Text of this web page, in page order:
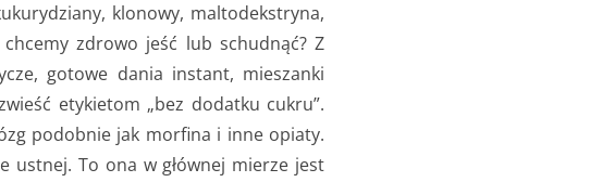
klonowy, maltodekstryna,
zdrowo jeść lub schudnąć? Z
gotowe dania instant, mieszanki
etykietom „bez dodatku cukru”.
podobnie jak morfina i inne opiaty.
ustnej. To ona w głównej mierze jest